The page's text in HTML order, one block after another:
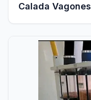
Calada Vagones